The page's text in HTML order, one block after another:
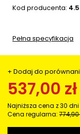
Kod producenta:
Pełna specyfikacja
+ Dodaj do
537,00 zł
Najniższa cena z 30
Cena regularna: 774,90